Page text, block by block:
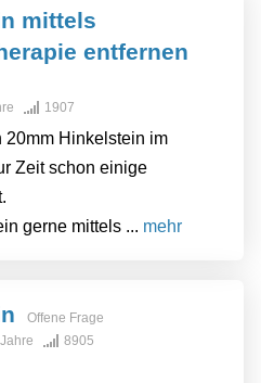
mittels
entfernen
1907
20mm Hinkelstein im
Zeit schon einige
gerne mittels ... mehr
Offene Frage
8905